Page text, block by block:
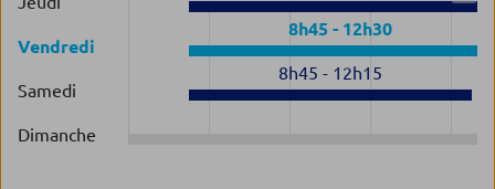
Vendredi
8h45 - 12h30
Samedi
8h45 - 12h15
Dimanche